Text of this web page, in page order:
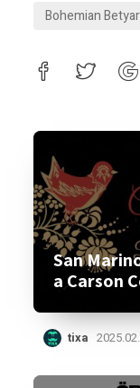
Bohemian
San
a Carson
tixa